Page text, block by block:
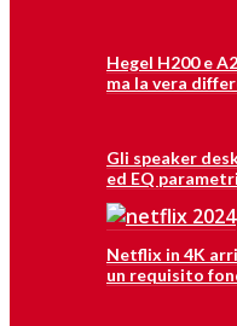
Hegel H200 e
ma la vera
Gli speaker
ed EQ
Netflix in 4K
un requisito